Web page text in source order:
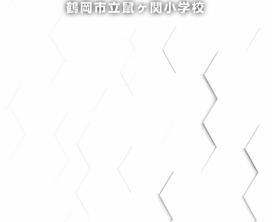
鶴岡市立鼠ヶ関小学校